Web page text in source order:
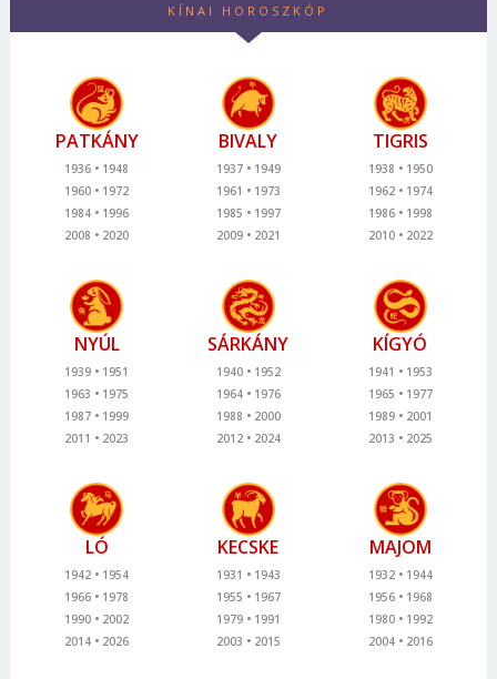
KÍNAI HOROSZKÓP
PATKÁNY
1936
1948
1960
1972
1984
1996
2008
2020
BIVALY
1937
1949
1961
1973
1985
1997
2009
2021
TIGRIS
1938
1950
1962
1974
1986
1998
2010
2022
NYÚL
1939
1951
1963
1975
1987
1999
2011
2023
SÁRKÁNY
1940
1952
1964
1976
1988
2000
2012
2024
KÍGYÓ
1941
1953
1965
1977
1989
2001
2013
2025
LÓ
1942
1954
1966
1978
1990
2002
2014
2026
KECSKE
1931
1943
1955
1967
1979
1991
2003
2015
MAJOM
1932
1944
1956
1968
1980
1992
2004
2016